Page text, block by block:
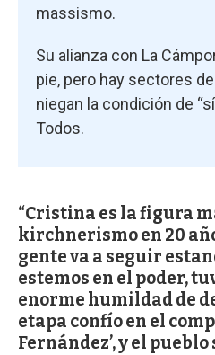
massismo.
Su alianza con La
pie, pero hay sectores
niegan la condición de
Todos.
Cristina es la figura
kirchnerismo en 20
gente va a seguir
estemos en el poder,
enorme humildad de
etapa confío en el
Fernández’, y el pueblo